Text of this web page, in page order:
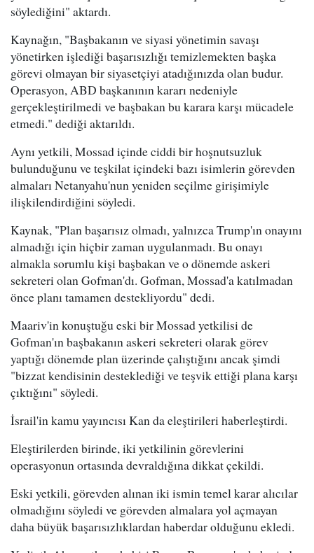
söylediğini" aktardı.
Kaynağın, "Başbakanın ve siyasi yönetimin savaşı
yönetirken işlediği başarısızlığı temizlemekten başka
görevi olmayan bir siyasetçiyi atadığınızda olan budur.
Operasyon, ABD başkanının kararı nedeniyle
gerçekleştirilmedi ve başbakan bu karara karşı mücadele
etmedi." dediği aktarıldı.
Aynı yetkili, Mossad içinde ciddi bir hoşnutsuzluk
bulunduğunu ve teşkilat içindeki bazı isimlerin görevden
almaları Netanyahu'nun yeniden seçilme girişimiyle
ilişkilendirdiğini söyledi.
Kaynak, "Plan başarısız olmadı, yalnızca Trump'ın onayını
almadığı için hiçbir zaman uygulanmadı. Bu onayı
almakla sorumlu kişi başbakan ve o dönemde askeri
sekreteri olan Gofman'dı. Gofman, Mossad'a katılmadan
önce planı tamamen destekliyordu" dedi.
Maariv'in konuştuğu eski bir Mossad yetkilisi de
Gofman'ın başbakanın askeri sekreteri olarak görev
yaptığı dönemde plan üzerinde çalıştığını ancak şimdi
"bizzat kendisinin desteklediği ve teşvik ettiği plana karşı
çıktığını" söyledi.
İsrail'in kamu yayıncısı Kan da eleştirileri haberleştirdi.
Eleştirilerden birinde, iki yetkilinin görevlerini
operasyonun ortasında devraldığına dikkat çekildi.
Eski yetkili, görevden alınan iki ismin temel karar alıcılar
olmadığını söyledi ve görevden almalara yol açmayan
daha büyük başarısızlıklardan haberdar olduğunu ekledi.